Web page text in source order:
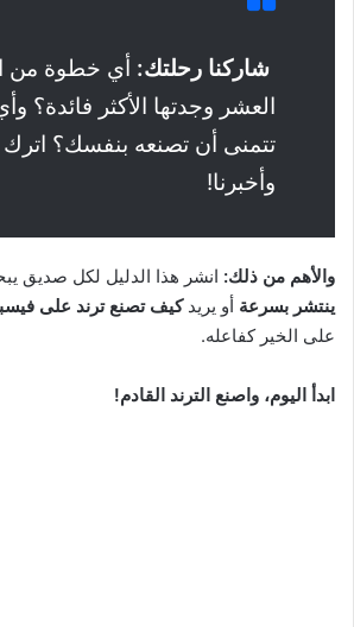
شاركنا رحلتك: أي خطوة من
العشر وجدتها الأكثر فائدة؟
تتمنى أن تصنعه بنفسك؟ اترك
وأخبرنا!
والأهم من ذلك: انشر هذا الدليل لكل صديق
ينتشر بسرعة أو يريدكيف تصنع ترند على
على الخير كفاعله.
ابدأ اليوم، واصنع الترند القادم!